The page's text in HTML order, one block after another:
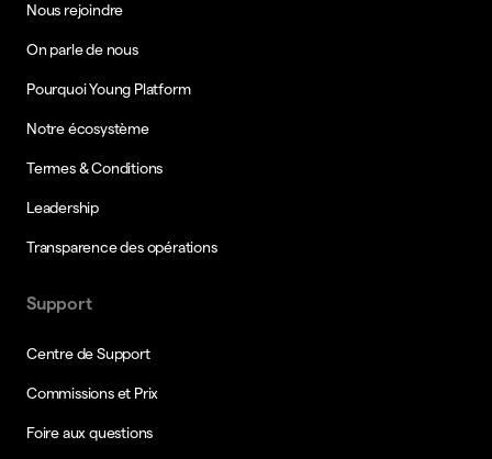
Nous rejoindre
On parle de nous
Pourquoi Young Platform
Notre écosystème
Termes & Conditions
Leadership
Transparence des opérations
Support
Centre de Support
Commissions et Prix
Foire aux questions